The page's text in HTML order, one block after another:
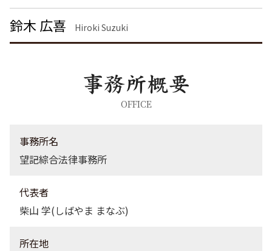
脅迫罪 構成要件
痴漢 冤罪 逮捕
企業法務 港区 弁護士
労働問題 東京都 弁護士
不動産トラブル 埼玉県 弁護士
労働問題 渋谷区 弁護士
不動産トラブル 渋谷区 弁護士
鈴木 広喜 Hiroki Suzuki
OFFICE
事務所名
望記綜合法律事務所
代表者
柴山 学(しばやま まなぶ)
所在地